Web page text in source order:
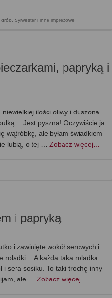
drób, Sylwester i inne imprezowe
papryką i
ilości oliwy i duszona
Jest pyszna! Oczywiście ja
wątróbkę, ale byłam świadkiem
lubią, o tej …Zobacz więcej…
i papryką
i zawinięte wokół serowych i
roladki… A każda taka roladka
i sera sosiku. To taki trochę inny
ale …Zobacz więcej…